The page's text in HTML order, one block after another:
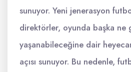
sunuyor. Yeni jenerasyon
direktörler, oyunda başka ne
yaşanabileceğine dair
açısı sunuyor. Bu nedenle,